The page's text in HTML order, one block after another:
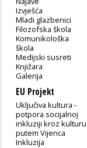
Izvješća
Mladi glazbenici
Filozofska škola
Komunikološka
škola
Medijski susreti
Knjižara
Galerija
EU Projekt
Uključiva kultura -
potpora socijalnoj
inkluziji kroz kulturu
putem Vijenca
Inkluzija